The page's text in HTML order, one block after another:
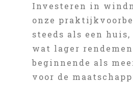
Investeren in
onze
steeds als een
wat lager
beginnende als
voor de